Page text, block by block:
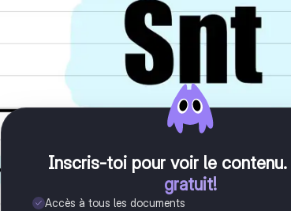
Inscris-toi pour voir le contenu.
gratuit!
Accès à tous les documents